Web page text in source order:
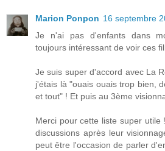
Marion Ponpon 16 septembre
Je n'ai pas d'enfants dans
toujours intéressant de voir ces
Je suis super d'accord avec La
j'étais là "ouais ouais trop bien,
et tout" ! Et puis au 3ème
Merci pour cette liste super utile
discussions après leur
peut être l'occasion de parler